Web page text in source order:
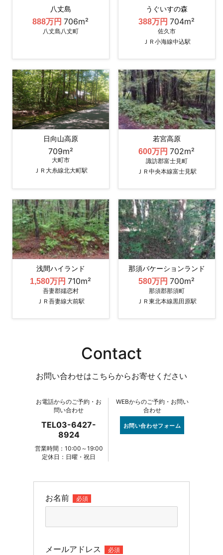
八丈島
888万円706m²
八丈島八丈町
うぐいすの森
388万円704m²
佐久市
ＪＲ小海線中込駅
日向山高原
709m²
大町市
ＪＲ大糸線北大町駅
若宮高原
600万円702m²
諏訪郡富士見町
ＪＲ中央本線富士見駅
浅間ハイランド
1,580万円710m²
吾妻郡嬬恋村
ＪＲ吾妻線大前駅
那須バケーションランド
580万円700m²
那須郡那須町
ＪＲ東北本線黒田原駅
Contact
お問い合わせはこちらからお寄せください
お電話からのご予約・お
問い合わせ
TEL03-6427-
8924
営業時間：10:00～19:00
定休日：日曜・祝日
WEBからのご予約・お問い
合わせ
お問い合わせフォーム
お名前 必須
メールアドレス 必須